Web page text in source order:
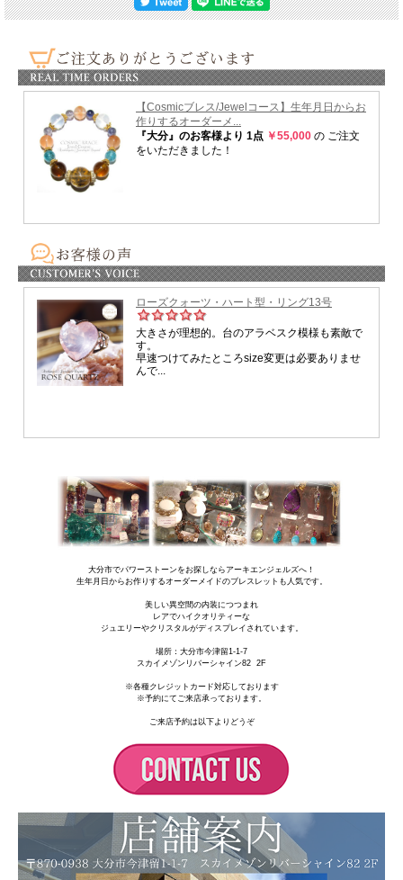
ラリマーはまるで海や天空のような広大さと包容力を持った 優しいけれど、
ラリマーは、その色のごとく 大きな包容力と、
また大きな視点で物事を見ることをおしえてくれるでしょう。
物事がスムーズに運ばないとき
自分の思うような展開が得られないとき
または人間関係や仕事で、溜息をつくようなことがあったとき、
ラリマーは、それでも 全てはベストなタイミングで流れているのですよ、 と、
語りかけてくれます。
そう、それはまるで海のような大きな育む愛・・・。
それは事業であったり、人間関係であったり アイデアや目標かもしれません。
そういったものを、自分の愛情・エネルギーを注ぐことで ゆっくりと、
大分市でパワーストーンをお探しならアーキエンジェルズへ！
生年月日からお作りするオーダーメイドのブレスレットも人気です。
美しい異空間の内装につつまれ
レアでハイクオリティーな
ジュエリーやクリスタルがディスプレイされています。
場所： 大分市今津留1-1-7
スカイメゾンリバーシャイン82 2F
※各種クレジットカード対応しております
※予約にてご来店承っております。
ご来店予約は以下よりどうぞ